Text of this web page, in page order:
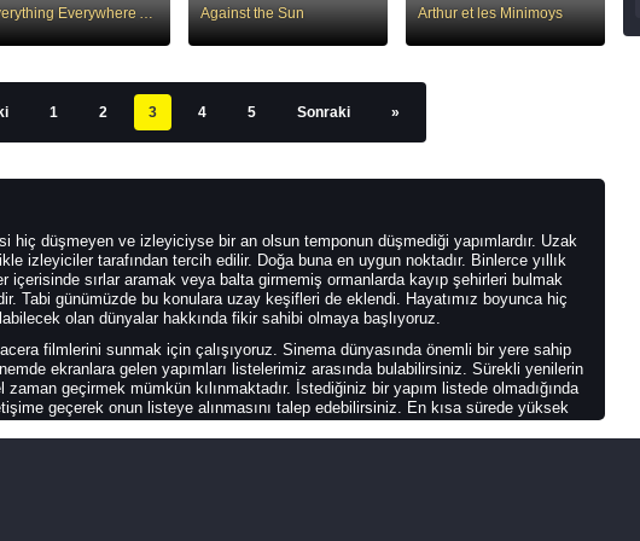
Everything Everywhere All at Once Against the Sun Arthur et les Minimoys
1 2 3 4 5 Sonraki »
hiç düşmeyen ve izleyiciyse bir an olsun temponun düşmediği yapımlardır. Uzak
izleyiciler tarafından tercih edilir. Doğa buna en uygun noktadır. Binlerce yıllık
içerisinde sırlar aramak veya balta girmemiş ormanlarda kayıp şehirleri bulmak
Tabi günümüzde bu konulara uzay keşifleri de eklendi. Hayatımız boyunca hiç
olan dünyalar hakkında fikir sahibi olmaya başlıyoruz.
filmlerini sunmak için çalışıyoruz. Sinema dünyasında önemli bir yere sahip
ekranlara gelen yapımları listelerimiz arasında bulabilirsiniz. Sürekli yenilerin
geçirmek mümkün kılınmaktadır. İstediğiniz bir yapım listede olmadığında
geçerek onun listeye alınmasını talep edebilirsiniz. En kısa sürede yüksek